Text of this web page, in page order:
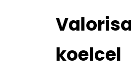
koelcel